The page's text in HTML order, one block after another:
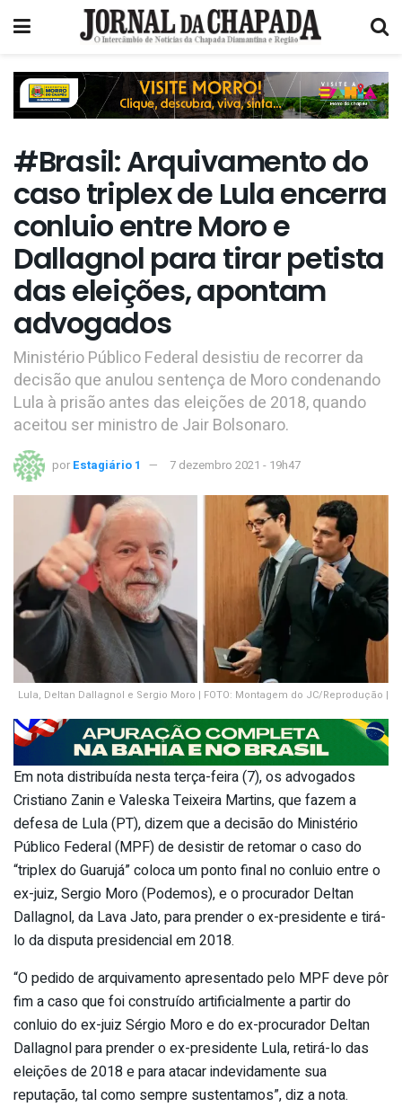
#Brasil: Arquivamento do
caso triplex de Lula encerra
conluio entre Moro e
Dallagnol para tirar petista
das eleições, apontam
advogados
Ministério Público Federal desistiu de recorrer da
decisão que anulou sentença de Moro condenando
Lula à prisão antes das eleições de 2018, quando
aceitou ser ministro de Jair Bolsonaro.
por Estagiário 1 7 dezembro 2021 - 19h47
Lula, Deltan Dallagnol e Sergio Moro | FOTO: Montagem do JC/Reprodução |
Em nota distribuída nesta terça-feira (7), os advogados
Cristiano Zanin e Valeska Teixeira Martins, que fazem a
defesa de Lula (PT), dizem que a decisão do Ministério
Público Federal (MPF) de desistir de retomar o caso do
“triplex do Guarujá” coloca um ponto final no conluio entre o
ex-juiz, Sergio Moro (Podemos), e o procurador Deltan
Dallagnol, da Lava Jato, para prender o ex-presidente e tirá-
lo da disputa presidencial em 2018.
“O pedido de arquivamento apresentado pelo MPF deve pôr
fim a caso que foi construído artificialmente a partir do
conluio do ex-juiz Sérgio Moro e do ex-procurador Deltan
Dallagnol para prender o ex-presidente Lula, retirá-lo das
eleições de 2018 e para atacar indevidamente sua
reputação, tal como sempre sustentamos”, diz a nota.